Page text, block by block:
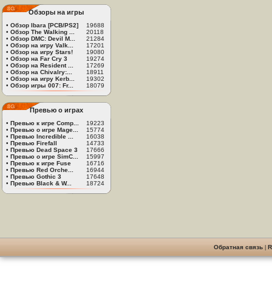
Обзоры на игры
• Обзор Ibara [PCB/PS2]
19688
• Обзор The Walking ...
20118
• Обзор DMC: Devil M...
21284
• Обзор на игру Valk...
17201
• Обзор на игру Stars!
19080
• Обзор на Far Cry 3
19274
• Обзор на Resident ...
17269
• Обзор на Chivalry:...
18911
• Обзор на игру Kerb...
19302
• Обзор игры 007: Fr... 18079
Превью о играх
• Превью к игре Comp...
19223
• Превью о игре Mage...
15774
• Превью Incredible ...
16038
• Превью Firefall
14733
• Превью Dead Space 3
17666
• Превью о игре SimC...
15997
• Превью к игре Fuse
16716
• Превью Red Orche...
16944
• Превью Gothic 3
17648
• Превью Black & W... 18724
Обратная связь